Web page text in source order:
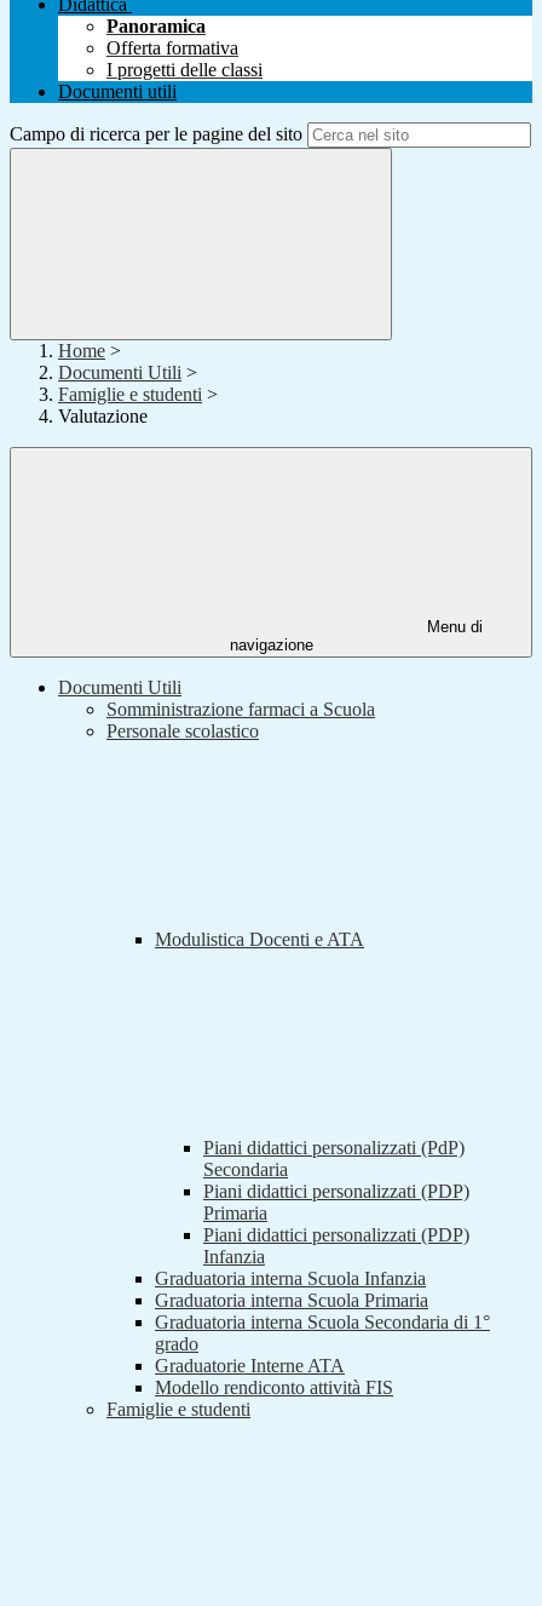
Didattica
Panoramica
Offerta formativa
I progetti delle classi
Documenti utili
Campo di ricerca per le pagine del sito
Home >
Documenti Utili >
Famiglie e studenti >
Valutazione
Menu di
navigazione
Documenti Utili
Somministrazione farmaci a Scuola
Personale scolastico
Modulistica Docenti e ATA
Piani didattici personalizzati (PdP)
Secondaria
Piani didattici personalizzati (PDP)
Primaria
Piani didattici personalizzati (PDP)
Infanzia
Graduatoria interna Scuola Infanzia
Graduatoria interna Scuola Primaria
Graduatoria interna Scuola Secondaria di 1°
grado
Graduatorie Interne ATA
Modello rendiconto attività FIS
Famiglie e studenti